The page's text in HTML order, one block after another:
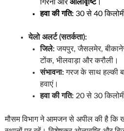
गिरना और ओलावृष्टि।
हवा की गति: 30 से 40
येलो अलर्ट (सतर्कता):
जिले:जयपुर, जैसलमेर,
टोंक, भीलवाड़ा और करौली।
संभावना:गरज के साथ हल्की
हवाएं।
हवा की गति: 20 से 30
मौसम विभाग ने आमजन से अपील की है कि